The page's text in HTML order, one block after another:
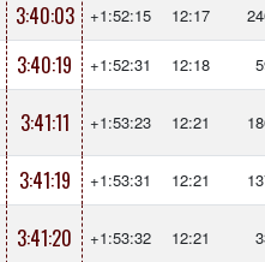
3:40:03 +1:52:15 12:17
3:40:19 +1:52:31 12:18
3:41:11 +1:53:23 12:21
3:41:19 +1:53:31 12:21
3:41:20 +1:53:32 12:21